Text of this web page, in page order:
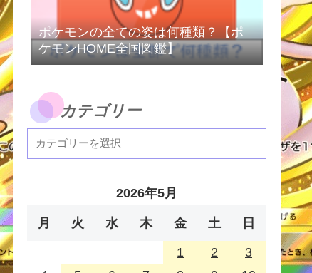
ポケモンの全ての姿は何種類？【ポ
ケモンHOME全国図鑑】
カテゴリー
2026年5月
月 火 水 木 金 土 日
1 2
3